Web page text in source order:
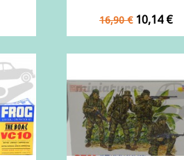
Prix
de
16,90 € Prix
10,14 €